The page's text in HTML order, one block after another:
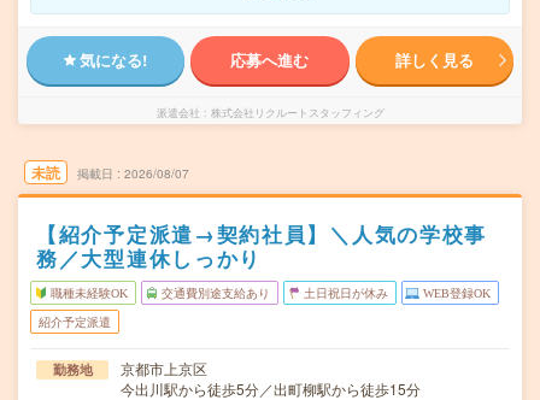
気になる! 応募へ進む 詳しく見る
派遣会社 株式会社リクルートスタッフィング
未読 掲載日 2026/08/07
【紹介予定派遣→契約社員】＼人気の学校事
務／大型連休しっかり
職種未経験OK 交通費別途支給あり 土日祝日が休み WEB登録OK
紹介予定派遣
勤務地
京都市上京区
今出川駅から徒歩5分／出町柳駅から徒歩15分